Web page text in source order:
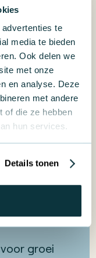
te
media te bieden
Ook delen we
met onze
en analyse. Deze
met andere
of die ze hebben
hun services.
Details tonen
dat je
mis. We
wel veel zelf
startblokken
inje bedrijf
Download
groei